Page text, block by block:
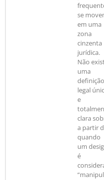
se
em uma
zona
cinzenta
jurídica.
Não
uma
definição
legal
e
clara
a partir
quando
um
é